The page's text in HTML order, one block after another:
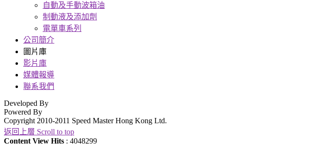
自動及手動波箱油
制動液及添加劑
電單車系列
公司簡介
圖片庫
影片庫
媒體報導
聯系我們
Developed By
Powered By
Copyright 2010-2011 Speed Master Hong Kong Ltd.
返回上層 Scroll to top
Content View Hits : 4048299